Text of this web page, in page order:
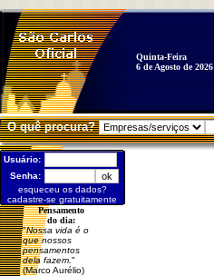
Quinta-Feira
6 de Agosto de 2026
O quê procura?
Usuário:
Senha:
esqueceu os dados?
cadastre-se gratuitamente
Pensamento
do dia:
"Nossa vida é o
que nossos
pensamentos
dela fazem. "
(Marco Aurélio)